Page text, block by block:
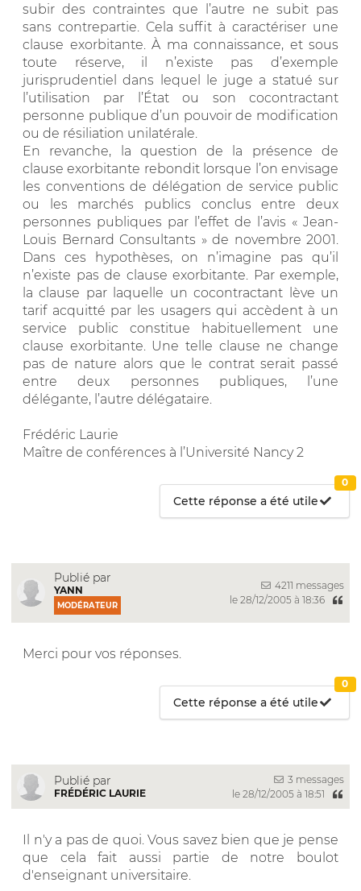
subir des contraintes que l’autre ne subit pas
sans contrepartie. Cela suffit à caractériser une
clause exorbitante. À ma connaissance, et sous
toute réserve, il n’existe pas d’exemple
jurisprudentiel dans lequel le juge a statué sur
l’utilisation par l’État ou son cocontractant
personne publique d’un pouvoir de modification
ou de résiliation unilatérale.
En revanche, la question de la présence de
clause exorbitante rebondit lorsque l’on envisage
les conventions de délégation de service public
ou les marchés publics conclus entre deux
personnes publiques par l’effet de l’avis « Jean-
Louis Bernard Consultants » de novembre 2001.
Dans ces hypothèses, on n’imagine pas qu’il
n’existe pas de clause exorbitante. Par exemple,
la clause par laquelle un cocontractant lève un
tarif acquitté par les usagers qui accèdent à un
service public constitue habituellement une
clause exorbitante. Une telle clause ne change
pas de nature alors que le contrat serait passé
entre deux personnes publiques, l’une
délégante, l’autre délégataire.
Frédéric Laurie
Maître de conférences à l’Université Nancy 2
Cette réponse a été utile
0
Publié par
YANN
MODÉRATEUR
4211 messages
le 28/12/2005 à 18:36
Merci pour vos réponses.
Cette réponse a été utile
0
Publié par
FRÉDÉRIC LAURIE
3 messages
le 28/12/2005 à 18:51
Il n'y a pas de quoi. Vous savez bien que je pense
que cela fait aussi partie de notre boulot
d'enseignant universitaire.